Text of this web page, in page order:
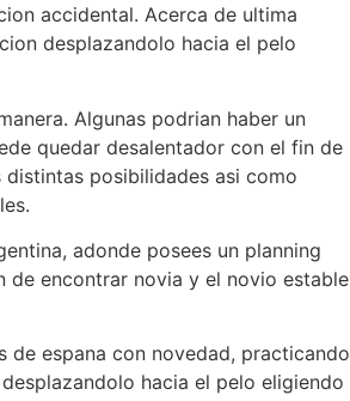
accidental. Acerca de ultima
desplazandolo hacia el pelo
Algunas podrian haber un
quedar desalentador con el fin de
distintas posibilidades asi como
adonde posees un planning
de encontrar novia y el novio estable
de espana con novedad, practicando
hacia el pelo eligiendo